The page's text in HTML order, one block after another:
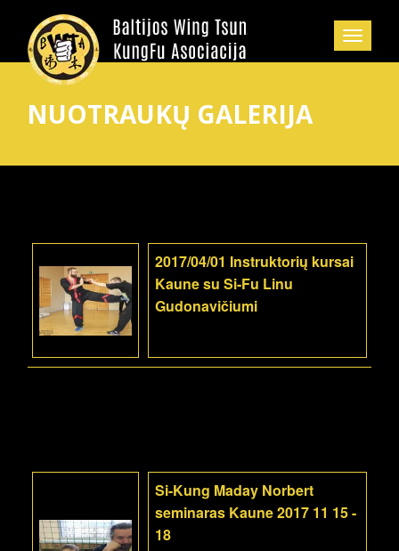
NUOTRAUKŲ GALERIJA
2017/04/01 Instruktorių kursai
Kaune su Si-Fu Linu
Gudonavičiumi
Si-Kung Maday Norbert
seminaras Kaune 2017 11 15 -
18